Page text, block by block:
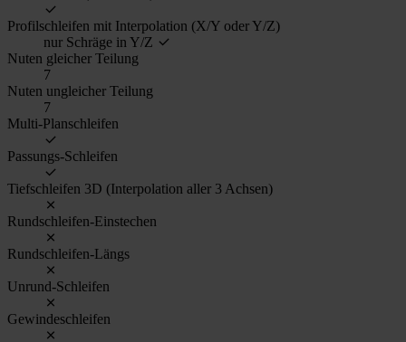
Profilschleifen mit Interpolation (X/Y oder Y/Z)
nur Schräge in Y/Z
Nuten gleicher Teilung
7
Nuten ungleicher Teilung
7
Multi-Planschleifen
Passungs-Schleifen
Tiefschleifen 3D (Interpolation aller 3 Achsen)
Rundschleifen-Einstechen
Rundschleifen-Längs
Unrund-Schleifen
Gewindeschleifen